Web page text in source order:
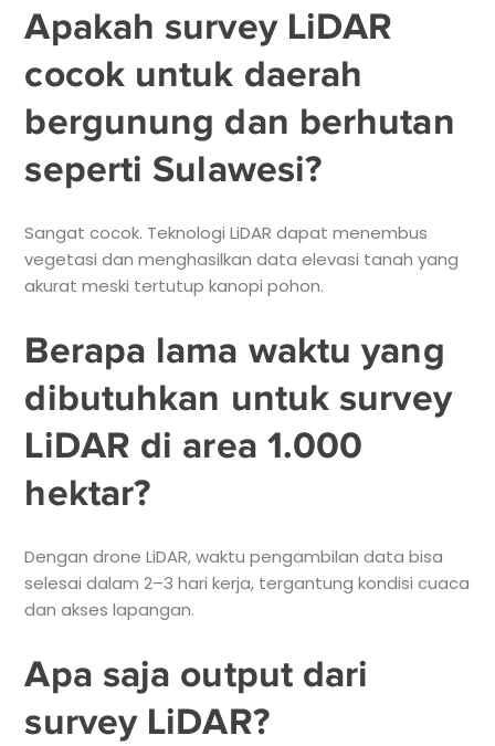
Apakah survey LiDAR
cocok untuk daerah
bergunung dan berhutan
seperti Sulawesi?
Sangat cocok. Teknologi LiDAR dapat menembus
vegetasi dan menghasilkan data elevasi tanah yang
akurat meski tertutup kanopi pohon.
Berapa lama waktu yang
dibutuhkan untuk survey
LiDAR di area 1.000
hektar?
Dengan drone LiDAR, waktu pengambilan data bisa
selesai dalam 2–3 hari kerja, tergantung kondisi cuaca
dan akses lapangan.
Apa saja output dari
survey LiDAR?